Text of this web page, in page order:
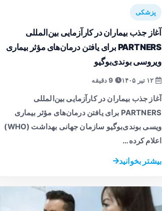
پزشکی
آغاز جذب بیماران در کارآزمایی بین‌المللی
PARTNERS برای یافتن درمان‌های مؤثر بیماری
ویروسی بوندی‌بوگیو
آغاز جذب بیماران در کارآزمایی بین‌المللی
PARTNERS برای یافتن درمان‌های مؤثر بیماری
ویسی بوندی‌بوگیو سازمان جهانی بهداشت (WHO)
اعلام کرده…
بیشتر بخوانید